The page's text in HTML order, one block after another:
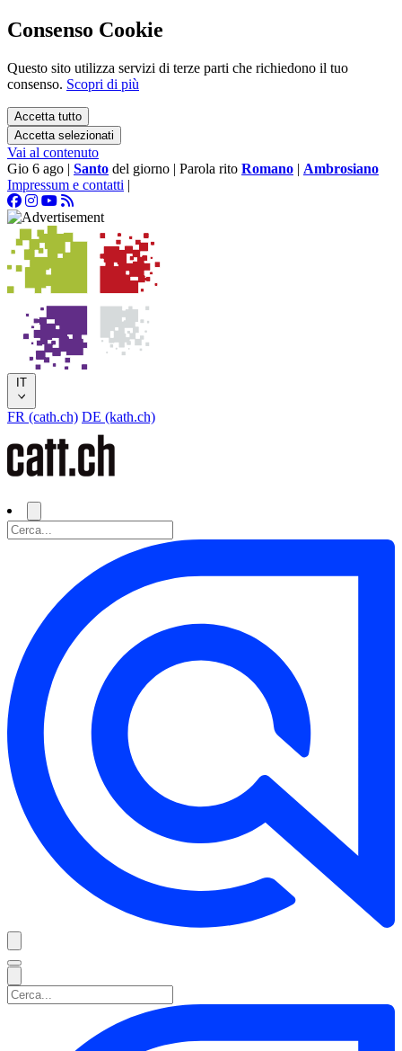
Consenso Cookie
Questo sito utilizza servizi di terze parti che richiedono il tuo
consenso. Scopri di più
Accetta tutto
Accetta selezionati
Vai al contenuto
Gio 6 ago | Santo del giorno | Parola rito Romano | Ambrosiano
Impressum e contatti |
IT
FR (cath.ch) DE (kath.ch)